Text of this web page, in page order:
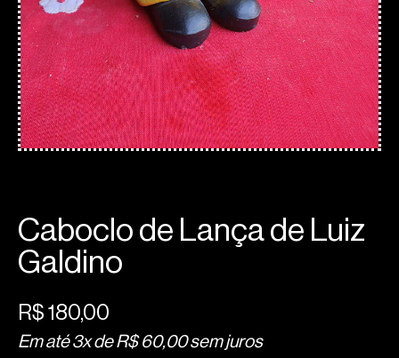
Caboclo de Lança de Luiz
Galdino
R$ 180,00
Em até 3x deR$60,00sem juros